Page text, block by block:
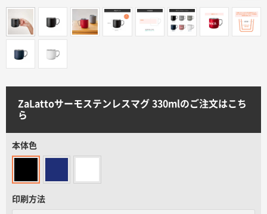
印刷色から探す
サイトメニュー
ご注文の流れ
データ入稿ガイド
ZaLattoサーモステンレスマグ 330mlのご注文はこち
ら
本体色
印刷方法